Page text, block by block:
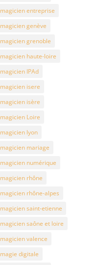
magicien entreprise
magicien genève
magicien grenoble
magicien haute-loire
magicien IPAd
magicien isere
magicien isère
magicien Loire
magicien lyon
magicien mariage
magicien numérique
magicien rhône
magicien rhône-alpes
magicien saint-etienne
magicien saône et loire
magicien valence
magie digitale